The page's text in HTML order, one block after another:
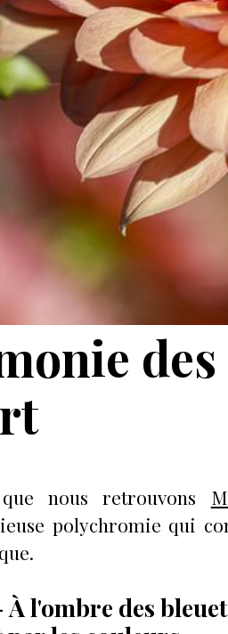
nous retrouvons
polychromie qui
l'ombre des